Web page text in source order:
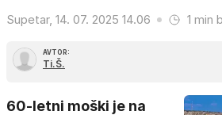
Supetar, 14. 07. 2025 14.06 1 min
AVTOR:
Ti.Š.
60-letni moški je na